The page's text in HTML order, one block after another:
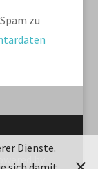
zu
Dienste.